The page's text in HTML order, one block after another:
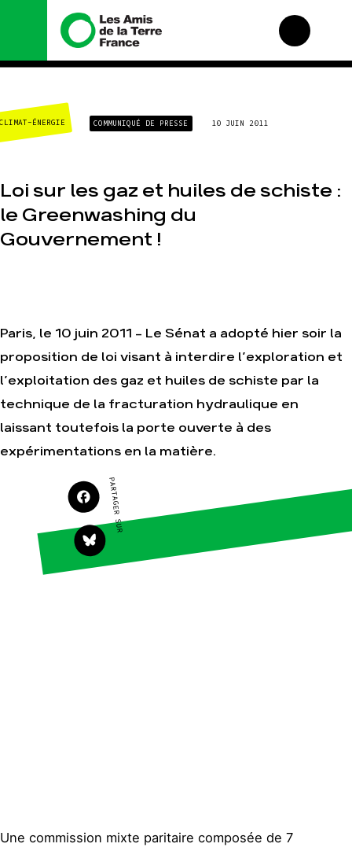
Nous connaître
Histoire
Valeurs
Équipes et
Total, rendez-vous au
Mode : une tendance
Agir
terrain
Agir au quotidien
campagnes
Transmettre tout ou
patrimoine
Télécharger
gratuitement les
guides éco-citoyens
Nos thématiques
Forêts
CLIMAT-ÉNERGIE COMMUNIQUÉ DE PRESSE 10 JUIN 2011
Loi sur les gaz et huiles de schiste :
le Greenwashing du
Gouvernement !
Paris, le 10 juin 2011 - Le Sénat a adopté hier soir la
proposition de loi visant à interdire l’exploration et
l’exploitation des gaz et huiles de schiste par la
technique de la fracturation hydraulique en
laissant toutefois la porte ouverte à des
expérimentations en la matière.
PARTAGER SUR
Une commission mixte paritaire composée de 7